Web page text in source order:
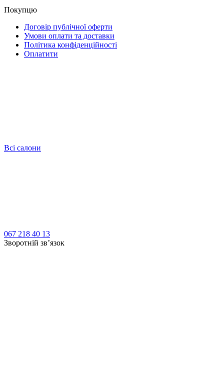
Покупцю
Договір публічної оферти
Умови оплати та доставки
Політика конфіденційності
Оплатити
Всі салони
067 218 40 13
Зворотній зв’язок